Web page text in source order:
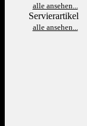
alle ansehen...
Servierartikel
alle ansehen...